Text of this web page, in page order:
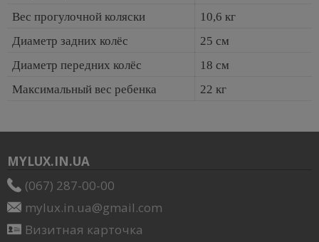
Вес прогулочной коляски
10,6 кг
Диаметр задних колёс
25 см
Диаметр передних колёс
18 см
Максимальный вес ребенка
22 кг
MYLUX.IN.UA
(067) 287-00-00
mylux.in.ua@gmail.com
Визитная карточка